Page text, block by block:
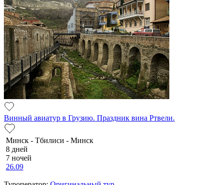
Винный авиатур в Грузию. Праздник вина Ртвели.
Минск - Тбилиси - Минск
8 дней
7 ночей
26.09